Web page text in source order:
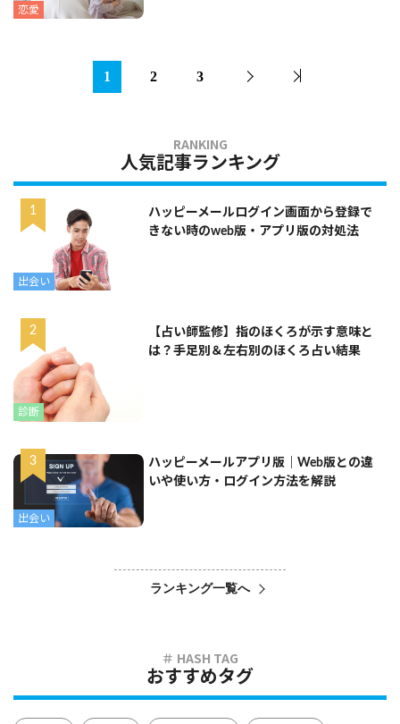
恋愛
1 2 3
人気記事ランキング
出会い
ハッピーメールログイン画面から登録で
きない時のweb版・アプリ版の対処法
診断
【占い師監修】指のほくろが示す意味と
は？手足別＆左右別のほくろ占い結果
出会い
ハッピーメールアプリ版｜Web版との違
いや使い方・ログイン方法を解説
ランキング一覧へ
おすすめタグ